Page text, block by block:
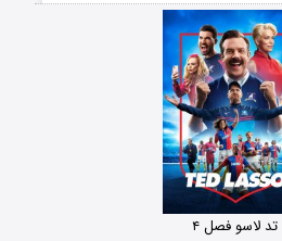
تد لاسو فصل ۴